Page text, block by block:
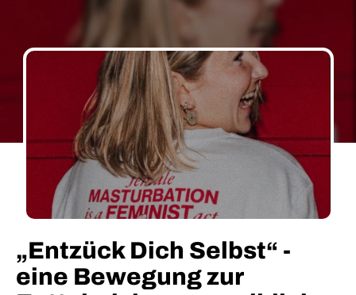
„Entzück Dich Selbst“ -
eine Bewegung zur